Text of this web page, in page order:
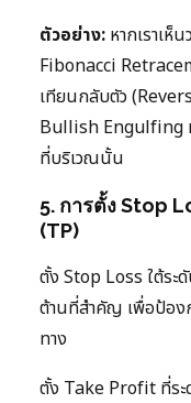
ตัวอย่าง: หากเราเห็
Fibonacci
เทียนกลับตัว
Bullish Engulfing
ที่บริเวณนั้น
5. การตั้ง Stop
(TP)
ตั้ง Stop Loss ใต้ระ
ต้านที่สำคัญ เพื่อป้อง
ทาง
ตั้ง Take Profit ที่ระ